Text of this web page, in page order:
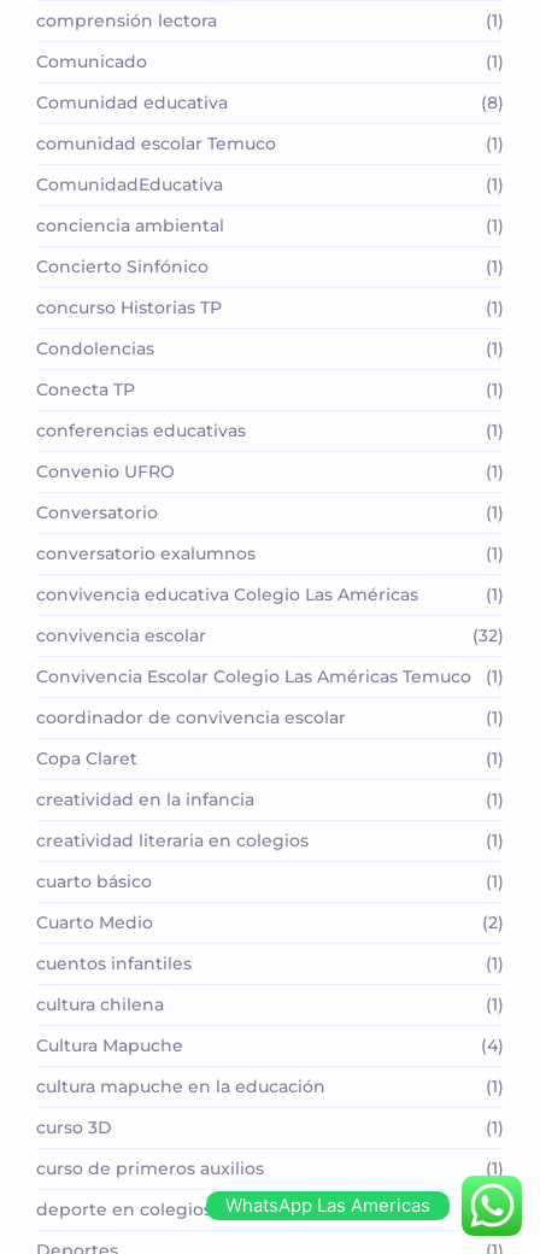
comprensión lectora
(1)
Comunicado
(1)
Comunidad educativa
(8)
comunidad escolar Temuco
(1)
ComunidadEducativa
(1)
conciencia ambiental
(1)
Concierto Sinfónico
(1)
concurso Historias TP
(1)
Condolencias
(1)
Conecta TP
(1)
conferencias educativas
(1)
Convenio UFRO
(1)
Conversatorio
(1)
conversatorio exalumnos
(1)
convivencia educativa Colegio Las Américas
(1)
convivencia escolar
(32)
Convivencia Escolar Colegio Las Américas Temuco
(1)
coordinador de convivencia escolar
(1)
Copa Claret
(1)
creatividad en la infancia
(1)
creatividad literaria en colegios
(1)
cuarto básico
(1)
Cuarto Medio
(2)
cuentos infantiles
(1)
cultura chilena
(1)
Cultura Mapuche
(4)
cultura mapuche en la educación
(1)
curso 3D
(1)
curso de primeros auxilios
(1)
deporte en colegios
(1)
WhatsApp Las Americas